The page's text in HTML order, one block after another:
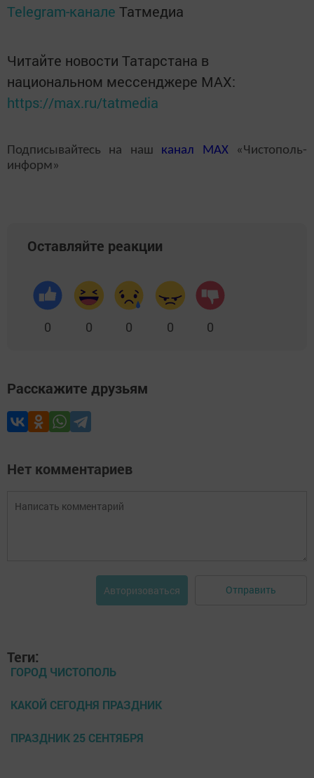
Telegram-канале Татмедиа
Читайте новости Татарстана в
национальном мессенджере MАХ:
https://max.ru/tatmedia
Подписывайтесь на наш канал MAX«Чистополь-
информ»
Оставляйте реакции
0 0 0 0 0
Расскажите друзьям
Нет комментариев
Авторизоваться Отправить
Теги:
ГОРОД ЧИСТОПОЛЬ
КАКОЙ СЕГОДНЯ ПРАЗДНИК
ПРАЗДНИК 25 СЕНТЯБРЯ